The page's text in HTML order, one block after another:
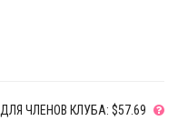
ДЛЯ ЧЛЕНОВ КЛУБА: $57.69